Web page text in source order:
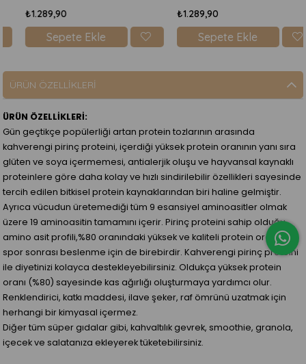
₺1.289,90
Sepete Ekle
₺1.289,90
Sepete Ekle
ÜRÜN ÖZELLIKLERI
ÜRÜN ÖZELLİKLERİ:
Gün geçtikçe popülerliği artan protein tozlarının arasında
kahverengi pirinç proteini, içerdiği yüksek protein oranının yanı sıra
glüten ve soya içermemesi, antialerjik oluşu ve hayvansal kaynaklı
proteinlere göre daha kolay ve hızlı sindirilebilir özellikleri sayesinde
tercih edilen bitkisel protein kaynaklarından biri haline gelmiştir.
Ayrıca vücudun üretemediği tüm 9 esansiyel aminoasitler olmak
üzere 19 aminoasitin tamamını içerir. Pirinç proteini sahip olduğu
amino asit profili,%80 oranındaki yüksek ve kaliteli protein oranı ile
spor sonrası beslenme için de birebirdir. Kahverengi pirinç proteini
ile diyetinizi kolayca destekleyebilirsiniz. Oldukça yüksek protein
oranı (%80) sayesinde kas ağırlığı oluşturmaya yardımcı olur.
Renklendirici, katkı maddesi, ilave şeker, raf ömrünü uzatmak için
herhangi bir kimyasal içermez.
Diğer tüm süper gıdalar gibi, kahvaltılık gevrek, smoothie, granola,
içecek ve salatanıza ekleyerek tüketebilirsiniz.